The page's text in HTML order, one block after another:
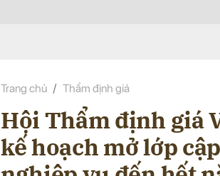
Trang chủ Thẩm định giá
Hội Thẩm định giá
kế hoạch mở lớp